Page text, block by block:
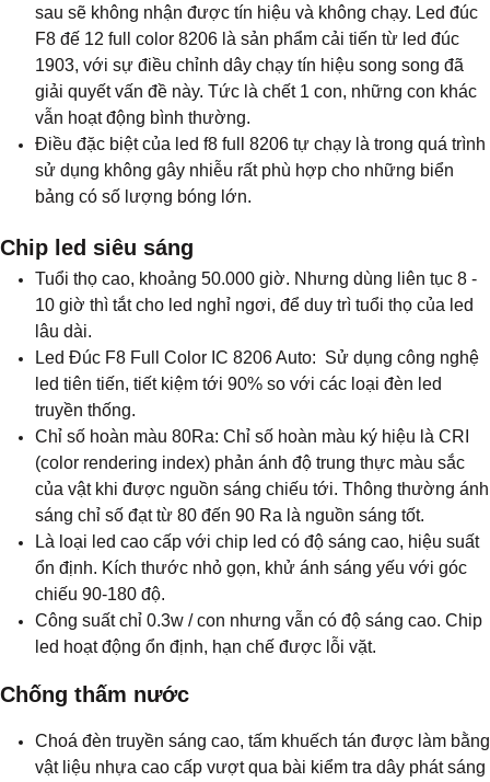
sau sẽ không nhận được tín hiệu và không chạy. Led đúc
F8 đế 12 full color 8206 là sản phẩm cải tiến từ led đúc
1903, với sự điều chỉnh dây chạy tín hiệu song song đã
giải quyết vấn đề này. Tức là chết 1 con, những con khác
vẫn hoạt động bình thường.
Điều đặc biệt của led f8 full 8206 tự chạy là trong quá trình
sử dụng không gây nhiễu rất phù hợp cho những biển
bảng có số lượng bóng lớn.
Chip led siêu sáng
Tuổi thọ cao, khoảng 50.000 giờ. Nhưng dùng liên tục 8 -
10 giờ thì tắt cho led nghỉ ngơi, để duy trì tuổi thọ của led
lâu dài.
Led Đúc F8 Full Color IC 8206 Auto: Sử dụng công nghệ
led tiên tiến, tiết kiệm tới 90% so với các loại đèn led
truyền thống.
Chỉ số hoàn màu 80Ra: Chỉ số hoàn màu ký hiệu là CRI
(color rendering index) phản ánh độ trung thực màu sắc
của vật khi được nguồn sáng chiếu tới. Thông thường ánh
sáng chỉ số đạt từ 80 đến 90 Ra là nguồn sáng tốt.
Là loại led cao cấp với chip led có độ sáng cao, hiệu suất
ổn định. Kích thước nhỏ gọn, khử ánh sáng yếu với góc
chiếu 90-180 độ.
Công suất chỉ 0.3w / con nhưng vẫn có độ sáng cao. Chip
led hoạt động ổn định, hạn chế được lỗi vặt.
Chống thấm nước
Choá đèn truyền sáng cao, tấm khuếch tán được làm bằng
vật liệu nhựa cao cấp vượt qua bài kiểm tra dây phát sáng